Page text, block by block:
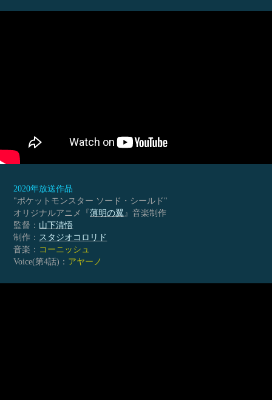
2020年放送作品
"ポケットモンスター ソード・シールド"
オリジナルアニメ『薄明の翼』音楽制作
監督： 山下清悟
制作： スタジオコロリド
音楽： コーニッシュ
Voice(第4話)： アヤーノ